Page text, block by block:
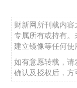
财新网所刊载内
专属所有或持有
建立镜像等任何使
如有意愿转载，请
确认及授权后，方